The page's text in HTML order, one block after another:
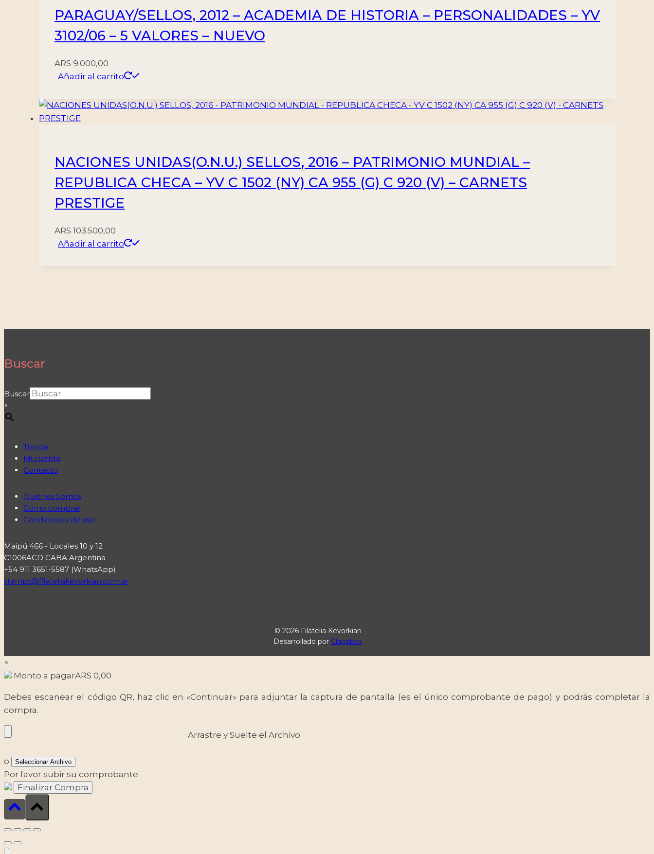
PARAGUAY/SELLOS, 2012 – ACADEMIA DE HISTORIA – PERSONALIDADES – YV
3102/06 – 5 VALORES – NUEVO
ARS 9.000,00
Añadir al carrito
NACIONES UNIDAS(O.N.U.) SELLOS, 2016 – PATRIMONIO MUNDIAL –
REPUBLICA CHECA – YV C 1502 (NY) CA 955 (G) C 920 (V) – CARNETS
PRESTIGE
ARS 103.500,00
Añadir al carrito
Buscar
Buscar
×
Tienda
Mi cuenta
Contacto
Quiénes Somos
Cómo comprar
Condiciones de uso
Maipú 466 - Locales 10 y 12
C1006ACD CABA Argentina
+54 911 3651-5587 (WhatsApp)
stamps@filateliakevorkian.com.ar
© 2026 Filatelia Kevorkian
Desarrollado por Clappbox
×
Monto a pagarARS 0,00
Debes escanear el código QR, haz clic en «Continuar» para adjuntar la captura de pantalla (es el único comprobante de pago) y podrás completar la
compra.
Arrastre y Suelte el Archivo
o Seleccionar Archivo
Por favor subir su comprobante